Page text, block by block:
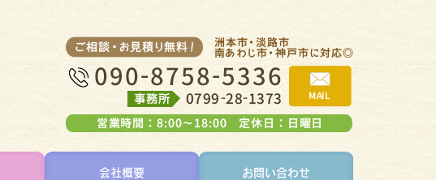
会社概要 お問い合わせ